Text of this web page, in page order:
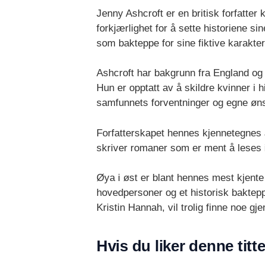
Jenny Ashcroft er en britisk forfatter
forkjærlighet for å sette historiene
som bakteppe for sine fiktive
Ashcroft har bakgrunn fra England
Hun er opptatt av å skildre kvinner i
samfunnets forventninger og egne
Forfatterskapet hennes
skriver romaner som er ment å
Øya i øst er blant hennes mest
hovedpersoner og et historisk
Kristin Hannah, vil trolig finne noe
Hvis du liker denne